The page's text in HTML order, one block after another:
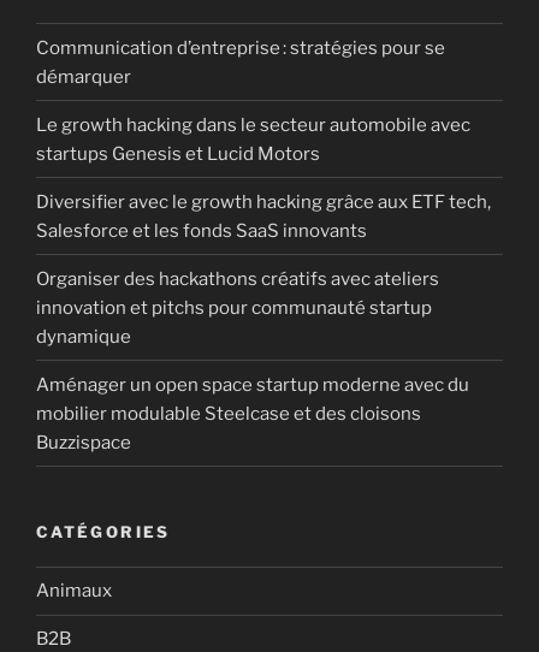
Communication d’entreprise : stratégies pour se
démarquer
Le growth hacking dans le secteur automobile avec
startups Genesis et Lucid Motors
Diversifier avec le growth hacking grâce aux ETF tech,
Salesforce et les fonds SaaS innovants
Organiser des hackathons créatifs avec ateliers
innovation et pitchs pour communauté startup
dynamique
Aménager un open space startup moderne avec du
mobilier modulable Steelcase et des cloisons
Buzzispace
CATÉGORIES
Animaux
B2B